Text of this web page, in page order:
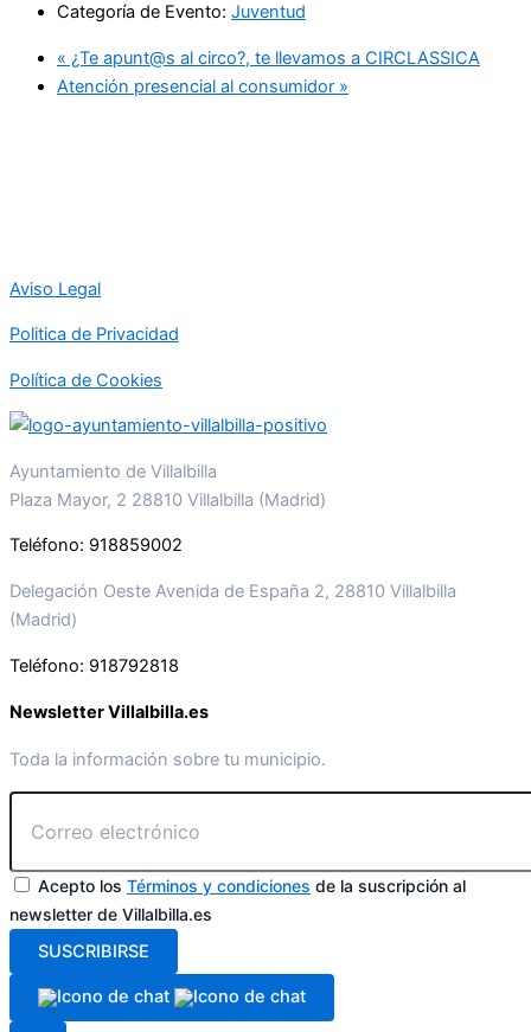
Categoría de Evento: Juventud
« ¿Te apunt@s al circo?, te llevamos a CIRCLASSICA
Atención presencial al consumidor »
Aviso Legal
Politica de Privacidad
Política de Cookies
Ayuntamiento de Villalbilla
Plaza Mayor, 2 28810 Villalbilla (Madrid)
Teléfono: 918859002
Delegación Oeste Avenida de España 2, 28810 Villalbilla
(Madrid)
Teléfono: 918792818
Newsletter Villalbilla.es
Toda la información sobre tu municipio.
Acepto los Términos y condiciones de la suscripción al
newsletter de Villalbilla.es
SUSCRIBIRSE